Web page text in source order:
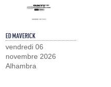
ED MAVERICK
vendredi 06
novembre 2026
Alhambra